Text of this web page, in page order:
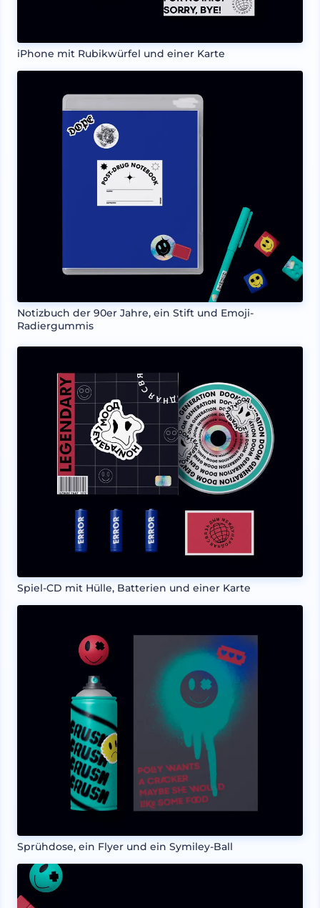
iPhone mit Rubikwürfel und einer Karte
Notizbuch der 90er Jahre, ein Stift und Emoji-
Radiergummis
Spiel-CD mit Hülle, Batterien und einer Karte
Sprühdose, ein Flyer und ein Symiley-Ball